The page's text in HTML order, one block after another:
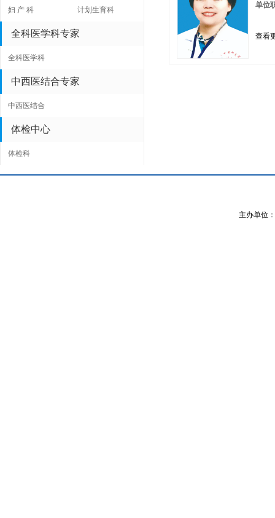
妇 产 科
计划生育科
全科医学科专家
全科医学科
中西医结合专家
中西医结合
体检中心
体检科
单位
查看
主办单位